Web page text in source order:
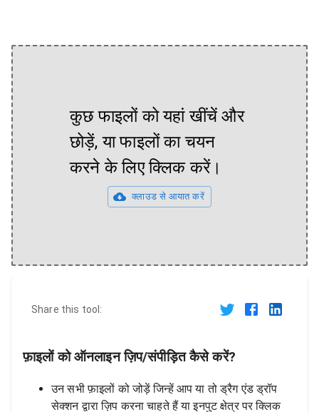
कुछ फाइलों को यहां खींचें और
छोड़ें, या फाइलों का चयन
करने के लिए क्लिक करें।
क्लाउड से आयात करें
Share this tool:
फ़ाइलों को ऑनलाइन ज़िप/संपीड़ित कैसे करें?
उन सभी फ़ाइलों को जोड़ें जिन्हें आप या तो ड्रैग एंड ड्रॉप
सेक्शन द्वारा ज़िप करना चाहते हैं या इनपुट क्षेत्र पर क्लिक